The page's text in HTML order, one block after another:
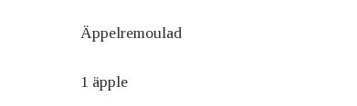
Äppelremoulad
1 äpple